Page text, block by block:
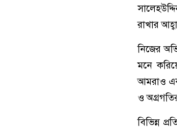
রাখার
নিজের
মনে
আমরাও
ও
বিভিন্ন